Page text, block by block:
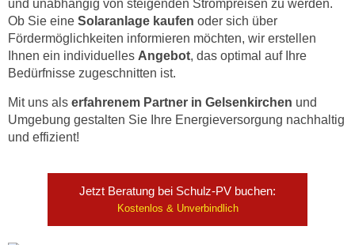
und unabhängig von steigenden Strompreisen zu werden.
Ob Sie eine Solaranlage kaufen oder sich über
Fördermöglichkeiten informieren möchten, wir erstellen
Ihnen ein individuelles Angebot, das optimal auf Ihre
Bedürfnisse zugeschnitten ist.
Mit uns als erfahrenem Partner in Gelsenkirchen und
Umgebung gestalten Sie Ihre Energieversorgung nachhaltig
und effizient!
Jetzt Beratung bei Schulz-PV buchen:
Kostenlos & Unverbindlich